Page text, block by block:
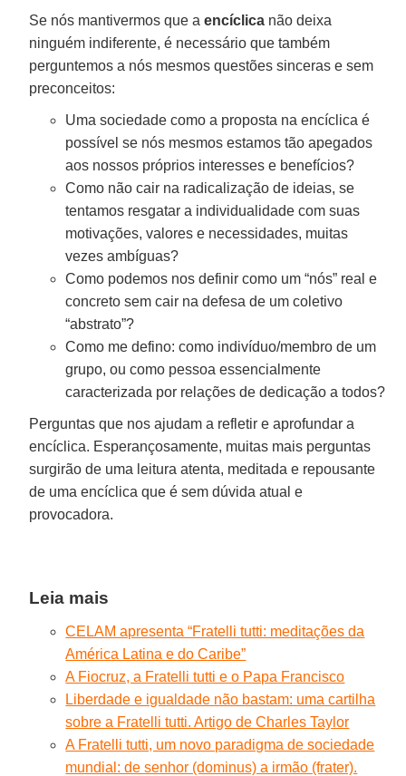
Se nós mantivermos que aencíclica não deixa
ninguém indiferente, é necessário que também
perguntemos a nós mesmos questões sinceras e sem
preconceitos:
Uma sociedade como a proposta na encíclica é
possível se nós mesmos estamos tão apegados
aos nossos próprios interesses e benefícios?
Como não cair na radicalização de ideias, se
tentamos resgatar a individualidade com suas
motivações, valores e necessidades, muitas
vezes ambíguas?
Como podemos nos definir como um “nós” real e
concreto sem cair na defesa de um coletivo
“abstrato”?
Como me defino: como indivíduo/membro de um
grupo, ou como pessoa essencialmente
caracterizada por relações de dedicação a todos?
Perguntas que nos ajudam a refletir e aprofundar a
encíclica. Esperançosamente, muitas mais perguntas
surgirão de uma leitura atenta, meditada e repousante
de uma encíclica que é sem dúvida atual e
provocadora.
Leia mais
CELAM apresenta “Fratelli tutti: meditações da
América Latina e do Caribe”
A Fiocruz, a Fratelli tutti e o Papa Francisco
Liberdade e igualdade não bastam: uma cartilha
sobre a Fratelli tutti. Artigo de Charles Taylor
A Fratelli tutti, um novo paradigma de sociedade
mundial: de senhor (dominus) a irmão (frater).